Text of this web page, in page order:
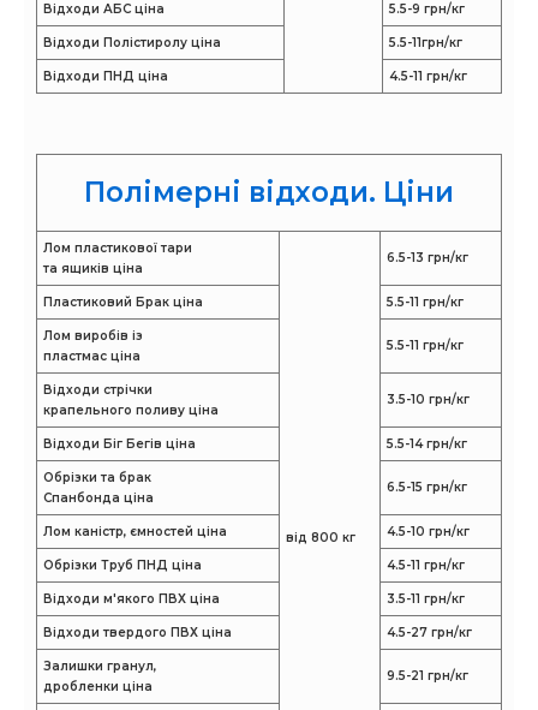
Відходи АБС ціна 5.5-9 грн/кг
Відходи Полістиролу ціна 5.5-11грн/кг
Відходи ПНД ціна 4.5-11 грн/кг
Полімерні відходи. Ціни
Лом пластикової тари
та ящиків ціна
від 800 кг
6.5-13 грн/кг
Пластиковий Брак ціна 5.5-11 грн/кг
Лом виробів із
пластмас ціна
5.5-11 грн/кг
Відходи стрічки
крапельного поливу ціна
3.5-10 грн/кг
Відходи Біг Бегів ціна 5.5-14 грн/кг
Обрізки та брак
Спанбонда ціна
6.5-15 грн/кг
Лом каністр, ємностей ціна 4.5-10 грн/кг
Обрізки Труб ПНД ціна 4.5-11 грн/кг
Відходи м'якого ПВХ ціна 3.5-11 грн/кг
Відходи твердого ПВХ ціна 4.5-27 грн/кг
Залишки гранул,
дробленки ціна
9.5-21 грн/кг